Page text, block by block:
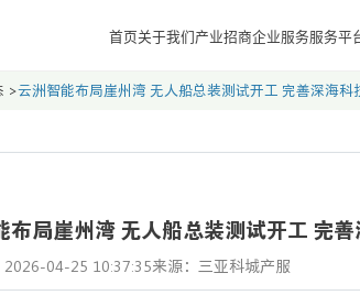
首页关于我们产业招商企业服务服务平
>云洲智能布局崖州湾 无人船总装测试开工 完善深海科
布局崖州湾 无人船总装测试开工 完
2026-04-25 10:37:35来源：三亚科城产服